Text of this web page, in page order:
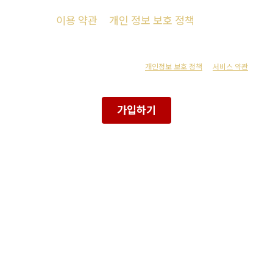
이용 약관 개인 정보 보호 정책
개인정보 보호 정책 서비스 약관
가입하기